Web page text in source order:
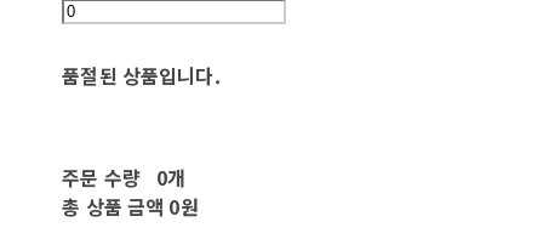
품절된 상품입니다.
주문 수량 0개
총 상품 금액 0원